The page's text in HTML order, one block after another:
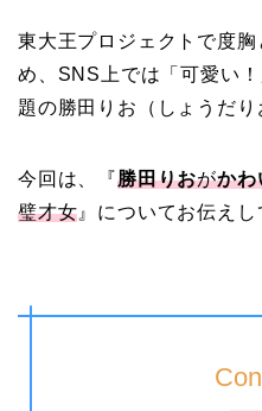
東大王プロジェクトで度
め、SNS上では「可愛い
題の勝田りお（しょうだり
今回は、『勝田りおがかわ
璧才女 』についてお伝えし